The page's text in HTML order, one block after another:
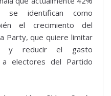
se identifican como
el crecimiento del
Party, que quiere limitar
y reducir el gasto
a electores del Partido